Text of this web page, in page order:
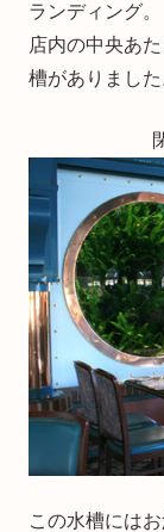
ランディング。
店内の中央あ
槽がありました
この水槽には